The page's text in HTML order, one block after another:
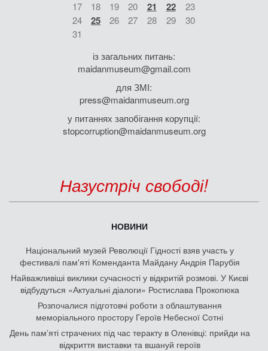
17
18 19 20 21 22
23
24
25 26 27 28 29
30
31
із загальних питань:
maidanmuseum@gmail.com
для ЗМІ:
press@maidanmuseum.org
у питаннях запобігання корупції:
stopcorruption@maidanmuseum.org
Назустріч свободі!
НОВИНИ
Національний музей Революції Гідності взяв участь у
фестивалі пам'яті Коменданта Майдану Андрія Парубія
Найважливіші виклики сучасності у відкритій розмові. У Києві
відбудуться «Актуальні діалоги» Ростислава Прокопюка
Розпочалися підготовчі роботи з облаштування
меморіального простору Героїв Небесної Сотні
День памʼяті страчених під час теракту в Оленівці: прийди на
відкриття виставки та вшануй героїв